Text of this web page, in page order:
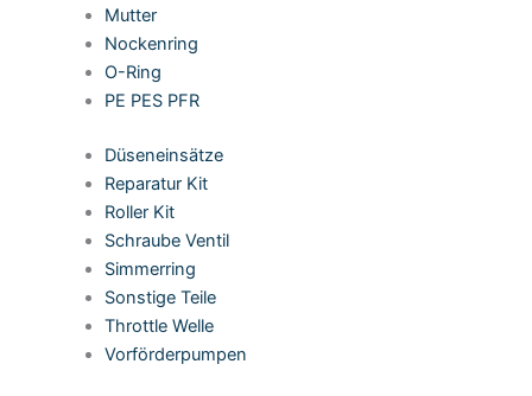
Mutter
Nockenring
O-Ring
PE PES PFR
Düseneinsätze
Reparatur Kit
Roller Kit
Schraube Ventil
Simmerring
Sonstige Teile
Throttle Welle
Vorförderpumpen